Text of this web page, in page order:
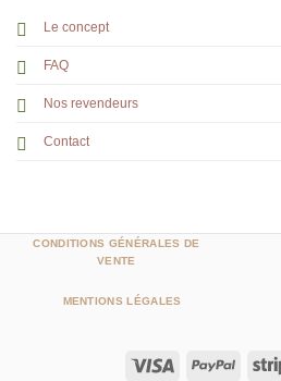
Le concept
FAQ
Nos revendeurs
Contact
Visa PayPal
CONDITIONS GÉNÉRALES DE
VENTE
MENTIONS LÉGALES